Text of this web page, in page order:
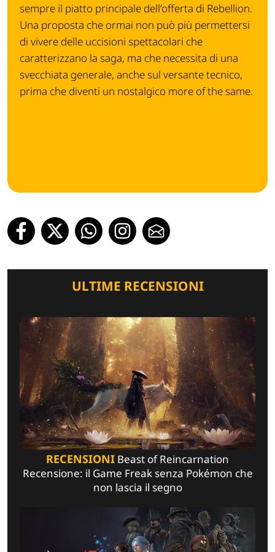
sempre il piatto principale dell’offerta di Rebellion.
Una proposta che ormai non può più permettersi
di vivere delle uccisioni spettacolari che
caratterizzano la saga, ma che necessita di una
svecchiata generale, anche sul versante tecnico,
prima che diventi un nostalgico more of the same.
ULTIME RECENSIONI
RECENSIONI Beast of Reincarnation
Recensione: il Game Freak senza Pokémon che
non lascia il segno